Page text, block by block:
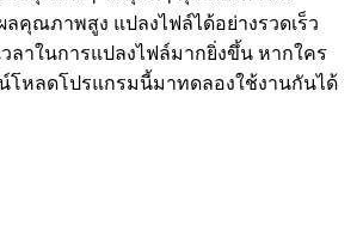
ลคุณภาพสูง แปลงไฟล์ได้อย่างรวดเร็ว
ลาในการแปลงไฟล์มากยิ่งขึ้น หากใคร
โหลดโปรแกรมนี้มาทดลองใช้งานกันได้